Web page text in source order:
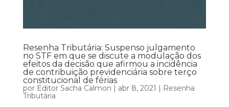
Resenha Tributária: Suspenso julgamento
no STF em que se discute a modulação dos
efeitos da decisão que afirmou a incidência
de contribuição previdenciária sobre terço
constitucional de férias
por Editor Sacha Calmon | abr 8, 2021 | Resenha
Tributária